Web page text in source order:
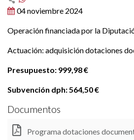
04 noviembre 2024
Operación financiada por la
Actuación: adquisición dotaciones
Presupuesto: 999,98 €
Subvención dph: 564,50 €
Documentos
Programa dotaciones